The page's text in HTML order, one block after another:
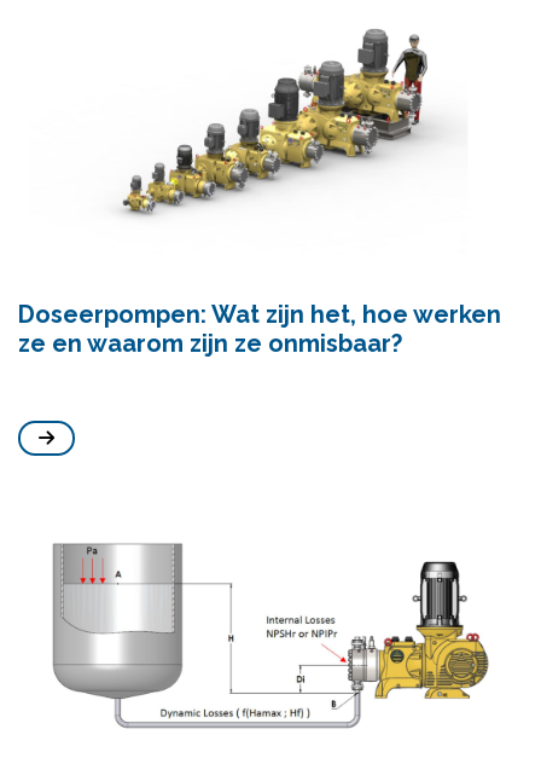
Doseerpompen: Wat zijn het, hoe werken
ze en waarom zijn ze onmisbaar?